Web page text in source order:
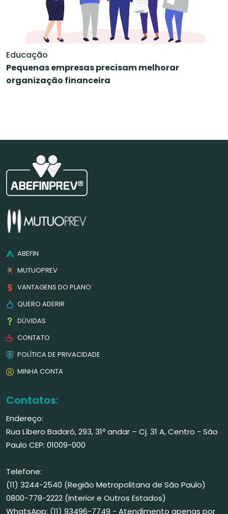
Educação
Pequenas empresas precisam melhorar
organização financeira
ABEFIN
MUTUOPREV
VANTAGENS DO PLANO
QUERO ADERIR
DÚVIDAS
CONTATO
POLÍTICA DE PRIVACIDADE
MINHA CONTA
Contatos:
Endereço:
Rua Líbero Badaró, 293, 31º andar – Cj. 31 A, Centro - São
Paulo CEP: 01009-000
Telefone:
(11) 3244-2540 (Região Metropolitana de São Paulo)
0800-778-2222 (Interior e Outros Estados)
WhatsApp: (11) 93496-7749 - Atendimento apenas por